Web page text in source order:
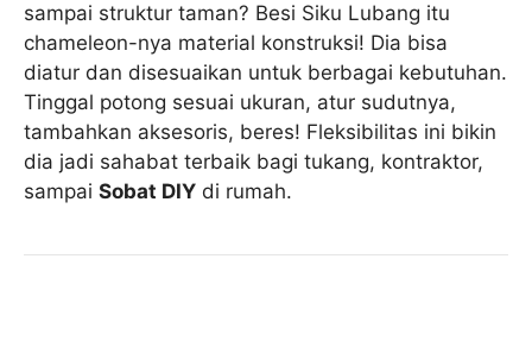
sampai struktur taman? Besi Siku Lubang itu
chameleon-nya material konstruksi! Dia bisa
diatur dan disesuaikan untuk berbagai kebutuhan.
Tinggal potong sesuai ukuran, atur sudutnya,
tambahkan aksesoris, beres! Fleksibilitas ini bikin
dia jadi sahabat terbaik bagi tukang, kontraktor,
sampai Sobat DIY di rumah.